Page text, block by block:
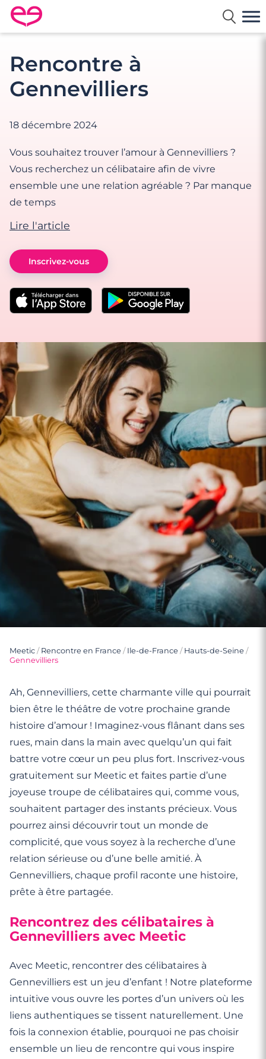
Rencontre en France avec Meetic
Rencontre à
Gennevilliers
18 décembre 2024
Vous souhaitez trouver l’amour à Gennevilliers ?
Vous recherchez un célibataire afin de vivre
ensemble une une relation agréable ? Par manque
de temps
Lire l'article
Inscrivez-vous
Meetic / Rencontre en France / Ile-de-France / Hauts-de-Seine /
Gennevilliers
Ah, Gennevilliers, cette charmante ville qui pourrait
bien être le théâtre de votre prochaine grande
histoire d’amour ! Imaginez-vous flânant dans ses
rues, main dans la main avec quelqu’un qui fait
battre votre cœur un peu plus fort. Inscrivez-vous
gratuitement sur Meetic et faites partie d’une
joyeuse troupe de célibataires qui, comme vous,
souhaitent partager des instants précieux. Vous
pourrez ainsi découvrir tout un monde de
complicité, que vous soyez à la recherche d’une
relation sérieuse ou d’une belle amitié. À
Gennevilliers, chaque profil raconte une histoire,
prête à être partagée.
Rencontrez des célibataires à
Gennevilliers avec Meetic
Avec Meetic, rencontrer des célibataires à
Gennevilliers est un jeu d’enfant ! Notre plateforme
intuitive vous ouvre les portes d’un univers où les
liens authentiques se tissent naturellement. Une
fois la connexion établie, pourquoi ne pas choisir
ensemble un lieu de rencontre qui vous inspire